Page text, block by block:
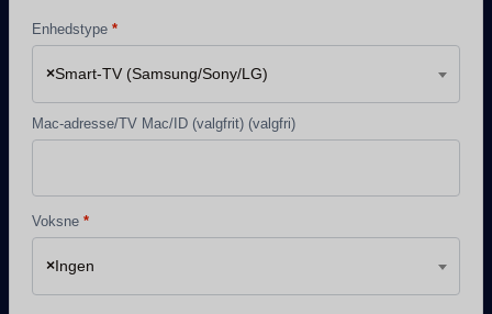
Enhedstype *
×Smart-TV (Samsung/Sony/LG)
Mac-adresse/TV Mac/ID (valgfrit) (valgfri)
Voksne *
×Ingen